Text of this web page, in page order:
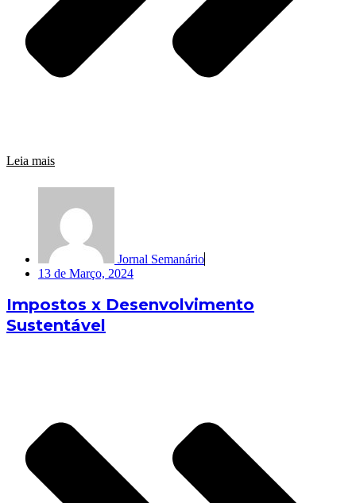
Leia mais
Jornal Semanário
13 de Março, 2024
Impostos x Desenvolvimento
Sustentável